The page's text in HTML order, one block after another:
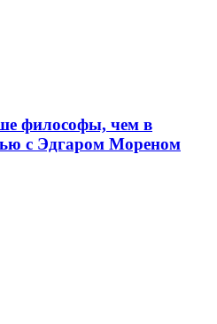
философы, чем в
с Эдгаром Мореном